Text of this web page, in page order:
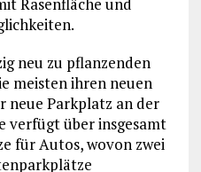
neu zu pflanzenden
meisten ihren neuen
neue Parkplatz an der
verfügt über insgesamt
für Autos, wovon zwei